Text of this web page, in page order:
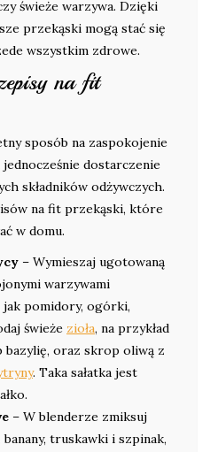
świeże warzywa. Dzięki
przekąski mogą stać się
wszystkim zdrowe.
na fit
sposób na zaspokojenie
jednocześnie dostarczenie
składników odżywczych.
na fit przekąski, które
w domu.
– Wymieszaj ugotowaną
warzywami
pomidory, ogórki,
świeże zioła, na przykład
oraz skrop oliwą z
. Taka sałatka jest
– W blenderze zmiksuj
truskawki i szpinak,